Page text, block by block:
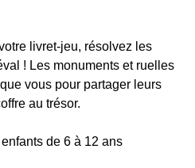
livret-jeu, résolvez les
! Les monuments et ruelles
vous pour partager leurs
au trésor.
de 6 à 12 ans